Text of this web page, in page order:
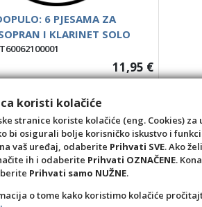
6 PJESAMA ZA
I KLARINET SOLO
11,95 €
+1 -1
koristi kolačiće
stranice koriste kolačiće (eng. Cookies)
bi osigurali bolje korisničko iskustvo i
vaš uređaj, odaberite Prihvati SVE. Ako
ih i odaberite Prihvati OZNAČENE.
Prihvati samo NUŽNE.
o tome kako koristimo kolačiće